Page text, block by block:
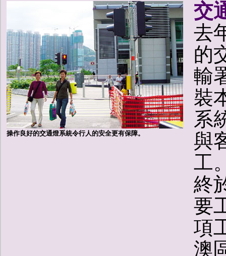
操作良好的交通燈系統令行人的安全更有保障。
交
去
的
輸
裝
系
與
工
終
要
項
澳